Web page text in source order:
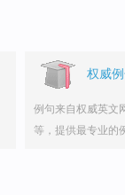
权威
例句来自权威英文
等，提供最专业的